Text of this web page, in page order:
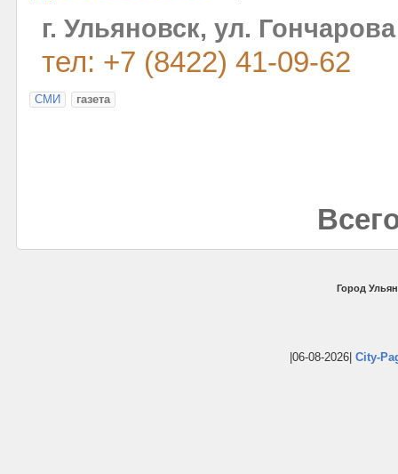
г. Ульяновск, ул.
тел: +7 (8422) 41-09-62
СМИ газета
Город
|06-08-2026| City-